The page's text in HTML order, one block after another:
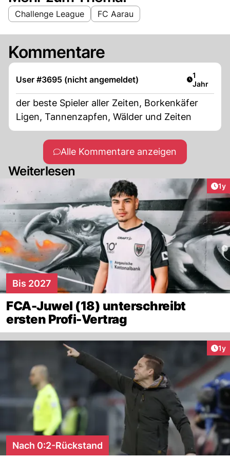
Challenge League FC Aarau
Kommentare
User #3695 (nicht angemeldet) Artikel
1
Jahr
der beste Spieler aller Zeiten, Borkenkäfer
Ligen, Tannenzapfen, Wälder und Zeiten
Alle Kommentare anzeigen
Weiterlesen
1y
Bis 2027
FCA-Juwel (18) unterschreibt
ersten Profi-Vertrag
1y
Nach 0:2-Rückstand